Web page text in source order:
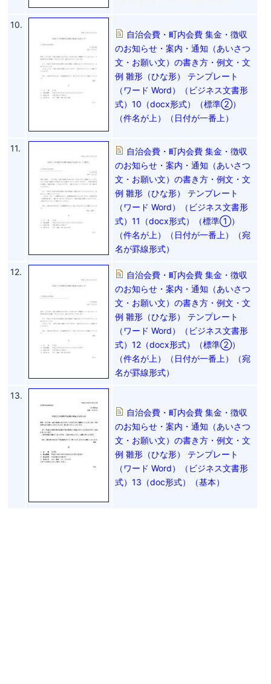
10.
自治会費・町内会費 集金・徴収
のお知らせ・案内・通知（あいさつ
文・お願い文）の書き方・例文・文
例 雛形（ひな形） テンプレート
（ワード Word）（ビジネス文書形
式）10（docx形式）（標準②）
（件名が上）（日付が一番上）
11.
自治会費・町内会費 集金・徴収
のお知らせ・案内・通知（あいさつ
文・お願い文）の書き方・例文・文
例 雛形（ひな形） テンプレート
（ワード Word）（ビジネス文書形
式）11（docx形式）（標準①）
（件名が上）（日付が一番上）（宛
名が罫線形式）
12.
自治会費・町内会費 集金・徴収
のお知らせ・案内・通知（あいさつ
文・お願い文）の書き方・例文・文
例 雛形（ひな形） テンプレート
（ワード Word）（ビジネス文書形
式）12（docx形式）（標準②）
（件名が上）（日付が一番上）（宛
名が罫線形式）
13.
自治会費・町内会費 集金・徴収
のお知らせ・案内・通知（あいさつ
文・お願い文）の書き方・例文・文
例 雛形（ひな形） テンプレート
（ワード Word）（ビジネス文書形
式）13（doc形式）（基本）